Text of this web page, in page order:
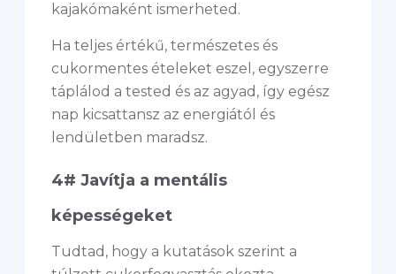
kajakómaként ismerheted.
Ha teljes értékű, természetes és
cukormentes ételeket eszel, egyszerre
táplálod a tested és az agyad, így egész
nap kicsattansz az energiától és
lendületben maradsz.
4# Javítja a mentális
képességeket
Tudtad, hogy a kutatások szerint a